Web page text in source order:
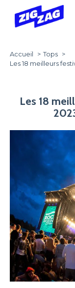
Accueil
Tops
Les 18 meilleurs
Les 18